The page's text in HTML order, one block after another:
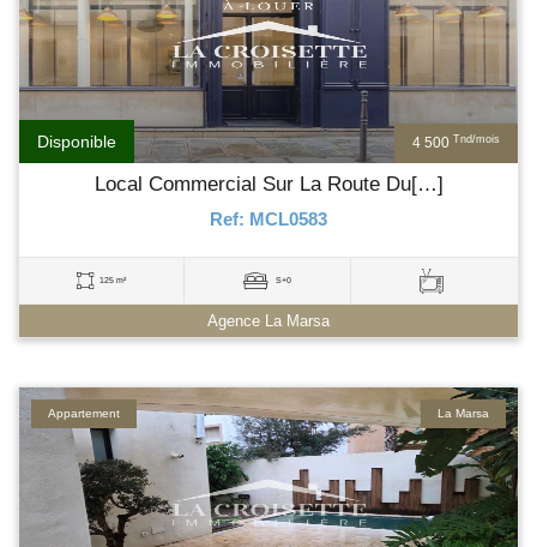
4 500 Tnd/mois
Disponible
Local Commercial Sur La Route Du[…]
Ref: MCL0583
125 m² S+0
Agence La Marsa
La Marsa
Appartement